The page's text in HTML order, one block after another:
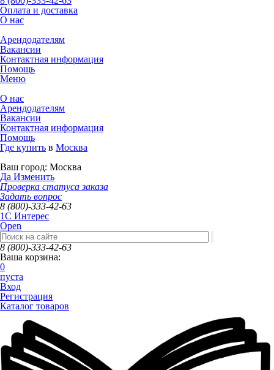
Оплата и доставка
О нас
Арендодателям
Вакансии
Контактная информация
Помощь
Меню
О нас
Арендодателям
Вакансии
Контактная информация
Помощь
Где купить в Москва
Ваш город: Москва
Да Изменить
Проверка статуса заказа
Задать вопрос
8 (800)-333-42-63
1C Интерес
Open
8 (800)-333-42-63
Ваша корзина:
0
пуста
Вход
Регистрация
Каталог товаров